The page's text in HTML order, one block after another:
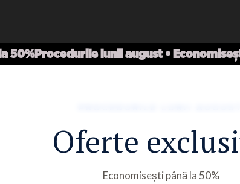
50%Procedurile lunii august •
Oferte
Economisești până la 50%